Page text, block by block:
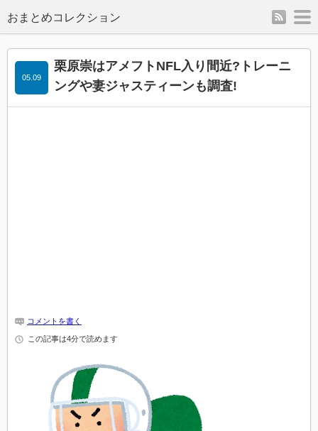
rss
栗原崇はアメフトNFL入り間近?トレーニ
ングや妻ジャスティーンも調査!
05.09
コメントを書く
この記事は4分で読めます